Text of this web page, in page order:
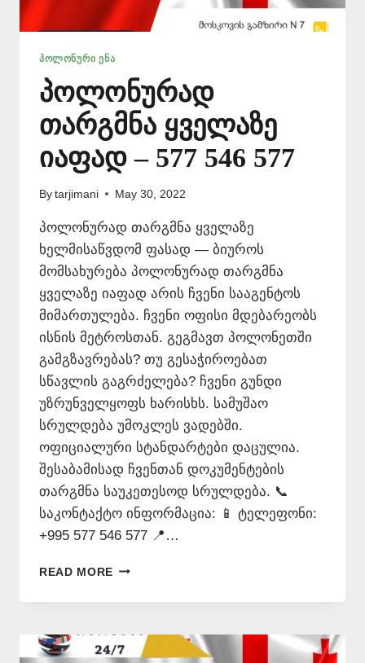
ᲞᲝᲚᲝᲜᲣᲠᲘ ᲔᲜᲐ
პოლონურად
თარგმნა ყველაზე
იაფად – 577 546 577
By tarjimani May 30, 2022
პოლონურად თარგმნა ყველაზე
ხელმისაწვდომ ფასად — ბიუროს
მომსახურება პოლონურად თარგმნა
ყველაზე იაფად არის ჩვენი სააგენტოს
მიმართულება. ჩვენი ოფისი მდებარეობს
ისნის მეტროსთან. გეგმავთ პოლონეთში
გამგზავრებას? თუ გესაჭიროებათ
სწავლის გაგრძელება? ჩვენი გუნდი
უზრუნველყოფს ხარისხს. სამუშაო
სრულდება უმოკლეს ვადებში.
ოფიციალური სტანდარტები დაცულია.
შესაბამისად ჩვენთან დოკუმენტების
თარგმნა საუკეთესოდ სრულდება. 📞
საკონტაქტო ინფორმაცია: 📱 ტელეფონი:
+995 577 546 577 📍…
READ MORE ᲞᲝᲚᲝᲜᲣᲠᲐᲓ
ᲧᲕᲔᲚᲐᲖᲔ
–
577